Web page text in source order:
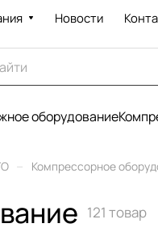
Новости
оборудование
– Компрессорное
121 товар